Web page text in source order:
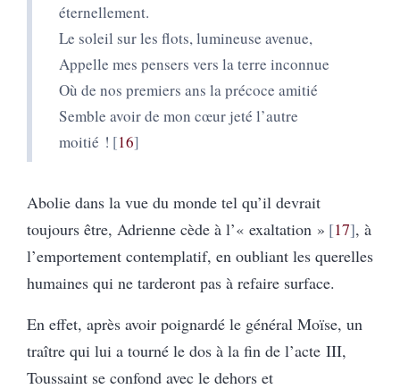
éternellement.
Le soleil sur les flots, lumineuse avenue,
Appelle mes pensers vers la terre inconnue
Où de nos premiers ans la précoce amitié
Semble avoir de mon cœur jeté l’autre
moitié ! 16
Abolie dans la vue du monde tel qu’il devrait
toujours être, Adrienne cède à l’« exaltation » 17 , à
l’emportement contemplatif, en oubliant les querelles
humaines qui ne tarderont pas à refaire surface.
En effet, après avoir poignardé le général Moïse, un
traître qui lui a tourné le dos à la fin de l’acte III,
Toussaint se confond avec le dehors et